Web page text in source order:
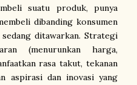
suatu produk, punya
dibanding konsumen
ditawarkan. Strategi
(menurunkan harga,
rasa takut, tekanan
aspirasi dan inovasi yang